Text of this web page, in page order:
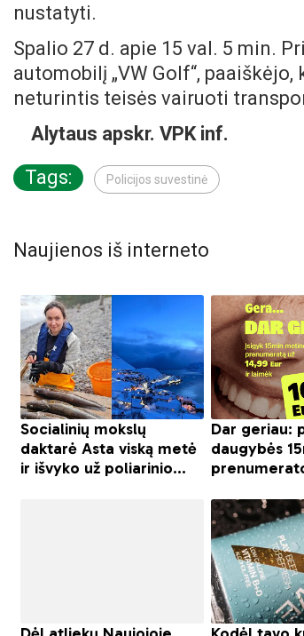
nustatyti.
Spalio 27 d. apie 15 val. 5 min.
automobilį „VW Golf“,
neturintis teisės vairuoti
Alytaus apskr. VPK inf.
Tags:
Policijos suvestinė
Naujienos iš interneto